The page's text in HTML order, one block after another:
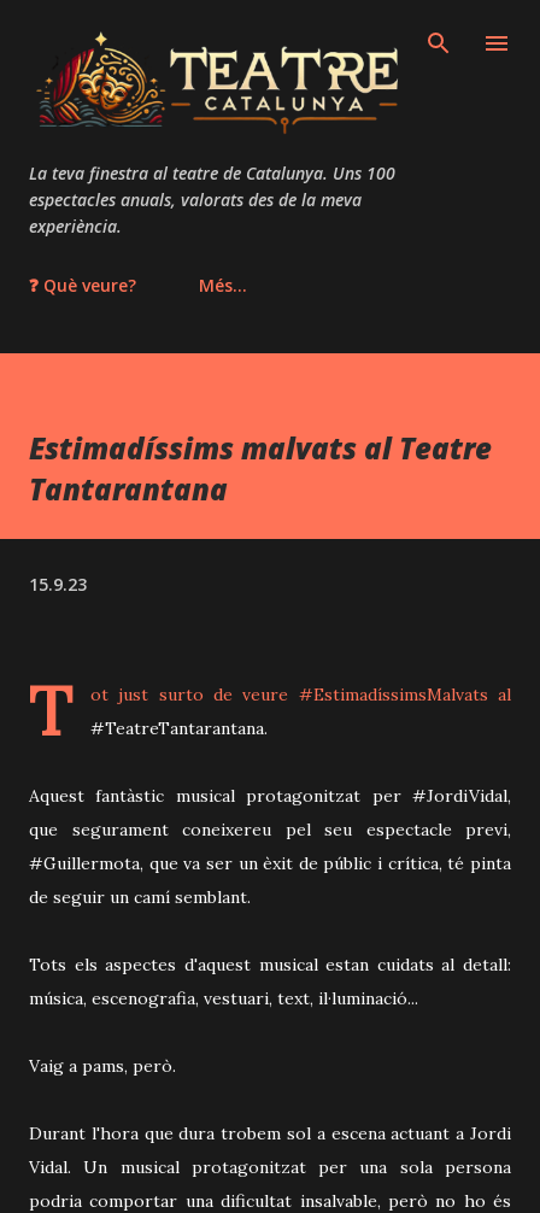
La teva finestra al teatre de Catalunya. Uns 100
espectacles anuals, valorats des de la meva
experiència.
❓ Què veure? Més…
Estimadíssims malvats al Teatre
Tantarantana
15.9.23
T
ot just surto de veure #EstimadíssimsMalvats al
#TeatreTantarantana.
Aquest fantàstic musical protagonitzat per #JordiVidal,
que segurament coneixereu pel seu espectacle previ,
#Guillermota, que va ser un èxit de públic i crítica, té pinta
de seguir un camí semblant.
Tots els aspectes d'aquest musical estan cuidats al detall:
música, escenografia, vestuari, text, il·luminació...
Vaig a pams, però.
Durant l'hora que dura trobem sol a escena actuant a Jordi
Vidal. Un musical protagonitzat per una sola persona
podria comportar una dificultat insalvable, però no ho és